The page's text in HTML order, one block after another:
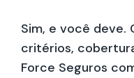
Sim, e você deve.
critérios,
Force Seguros